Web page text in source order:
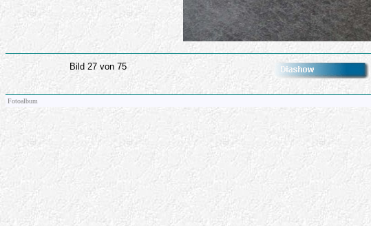
Bild 27 von 75
Fotoalbum